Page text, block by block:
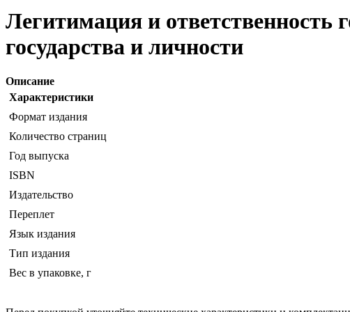
Легитимация и ответственность
государства и личности
Описание
Характеристики
Формат издания
Количество страниц
Год выпуска
ISBN
Издательство
Переплет
Язык издания
Тип издания
Вес в упаковке, г